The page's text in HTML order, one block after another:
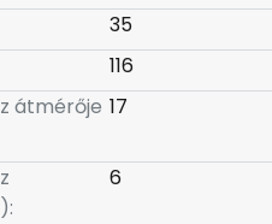
35
116
átmérője 17
6